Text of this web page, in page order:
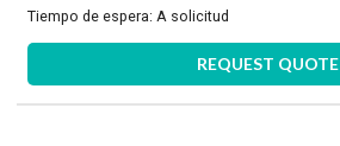
Tiempo de espera:A solicitud
REQUEST QUOTE